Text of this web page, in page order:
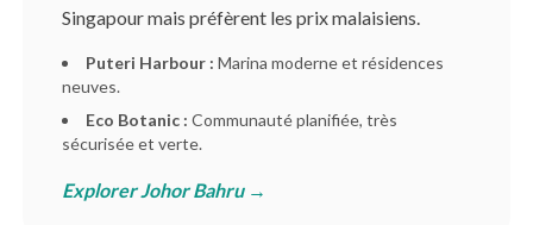
Singapour mais préfèrent les prix malaisiens.
Puteri Harbour : Marina moderne et résidences
neuves.
Eco Botanic : Communauté planifiée, très
sécurisée et verte.
Explorer Johor Bahru →